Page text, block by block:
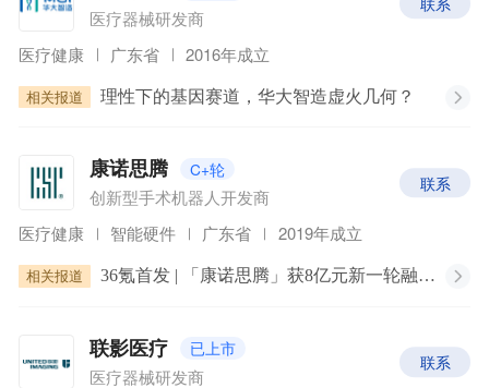
医疗器械研发商
医疗健康 广东省 2016年成立
相关报道 理性下的基因赛道，华大智造虚火几何？
康诺思腾 C+轮
创新型手术机器人开发商
联系
医疗健康 智能硬件 广东省 2019年成立
相关报道 36氪首发 | 「康诺思腾」获8亿元新一轮融资，加速中国手术机器人走向全球
联影医疗 已上市
医疗器械研发商
联系